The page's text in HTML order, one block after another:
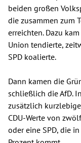
beiden großen
die zusammen zum
erreichten. Dazu
Union tendierte,
SPD koalierte.
Dann kamen die
schließlich die AfD.
zusätzlich
CDU-Werte von
oder eine SPD, die